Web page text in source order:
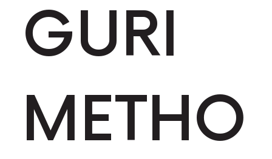
GURI
METHO